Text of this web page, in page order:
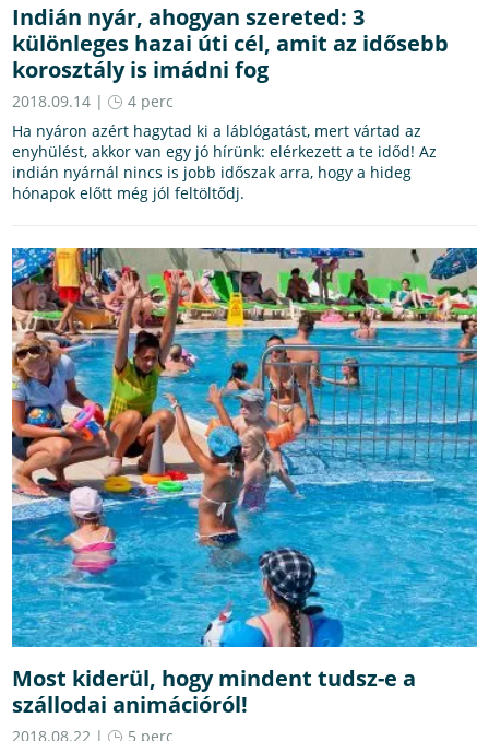
Indián nyár, ahogyan szereted: 3
különleges hazai úti cél, amit az idősebb
korosztály is imádni fog
2018.09.14 |
4 perc
Ha nyáron azért hagytad ki a láblógatást, mert vártad az
enyhülést, akkor van egy jó hírünk: elérkezett a te időd! Az
indián nyárnál nincs is jobb időszak arra, hogy a hideg
hónapok előtt még jól feltöltődj.
Most kiderül, hogy mindent tudsz-e a
szállodai animációról!
2018.08.22 |
5 perc